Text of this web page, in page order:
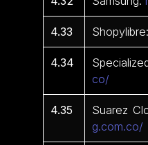
4.33
4.34
co/
4.35 Suarez
g.com.co/